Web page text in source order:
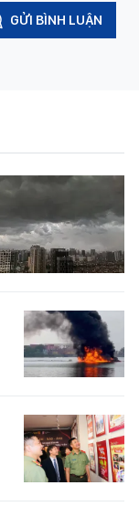
GỬI BÌNH LUẬN